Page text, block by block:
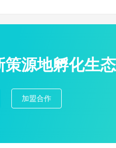
源地孵化生
加盟合作